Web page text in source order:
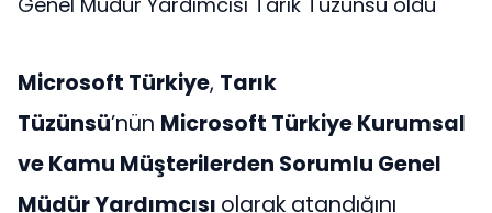
Microsoft Türkiye, Tarık
Tüzünsü’nün Microsoft Türkiye Kurumsal
ve Kamu Müşterilerden Sorumlu Genel
Müdür Yardımcısı olarak atandığını